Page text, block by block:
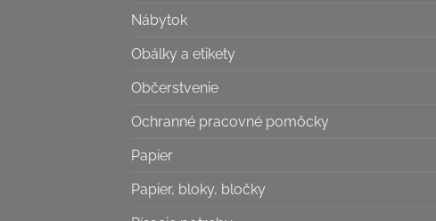
Nábytok
Obálky a etikety
Občerstvenie
Ochranné pracovné pomôcky
Papier
Papier, bloky, bločky